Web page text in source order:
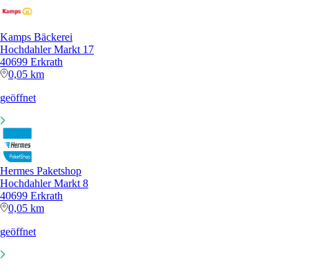
Kamps Bäckerei
Hochdahler Markt 17
40699 Erkrath
0,05 km
geöffnet
Hermes Paketshop
Hochdahler Markt 8
40699 Erkrath
0,05 km
geöffnet